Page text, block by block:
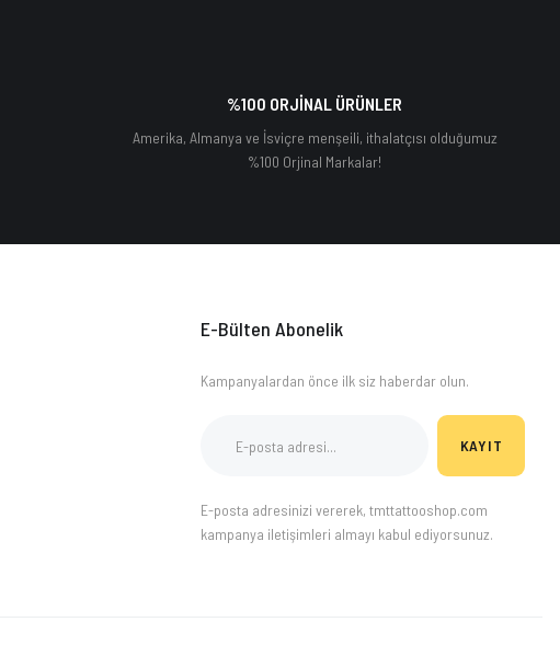
%100 ORJİNAL ÜRÜNLER
Amerika, Almanya ve İsviçre menşeili, ithalatçısı olduğumuz
%100 Orjinal Markalar!
E-Bülten Abonelik
Kampanyalardan önce ilk siz haberdar olun.
KAYIT
E-posta adresinizi vererek, tmttattooshop.com
kampanya iletişimleri almayı kabul ediyorsunuz.